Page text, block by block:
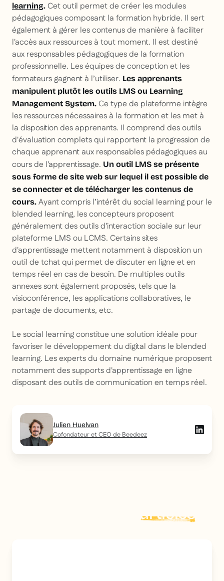
learning. Cet outil permet de créer les modules
pédagogiques composant la formation hybride. Il sert
également à gérer les contenus de manière à faciliter
l'accès aux ressources à tout moment. Il est destiné
aux responsables pédagogiques de la formation
professionnelle. Les équipes de conception et les
formateurs gagnent à l’utiliser. Les apprenants
manipulent plutôt les outils LMS ou Learning
Management System. Ce type de plateforme intègre
les ressources nécessaires à la formation et les met à
la disposition des apprenants. Il comprend des outils
d'évaluation complets qui rapportent la progression de
chaque apprenant aux responsables pédagogiques au
cours de l'apprentissage. Un outil LMS se présente
sous forme de site web sur lequel il est possible de
se connecter et de télécharger les contenus de
cours. Ayant compris l’intérêt du social learning pour le
blended learning, les concepteurs proposent
généralement des outils d'interaction sociale sur leur
plateforme LMS ou LCMS. Certains sites
d'apprentissage mettent notamment à disposition un
outil de tchat qui permet de discuter en ligne et en
temps réel en cas de besoin. De multiples outils
annexes sont également proposés, tels que la
visioconférence, les applications collaboratives, le
partage de documents, etc.
Le social learning constitue une solution idéale pour
favoriser le développement du digital dans le blended
learning. Les experts du domaine numérique proposent
notamment des supports d'apprentissage en ligne
disposant des outils de communication en temps réel.
Julien Huelvan
Cofondateur et CEO de Beedeez
articles